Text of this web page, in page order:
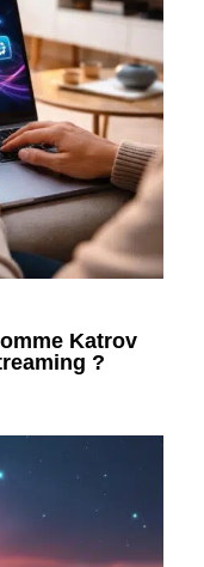
Katrov
?